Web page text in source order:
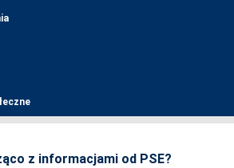
z informacjami od PSE?